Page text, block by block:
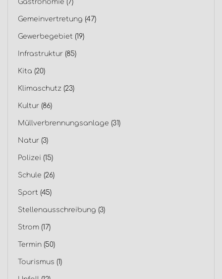
Gastronomie (7)
Gemeinvertretung (47)
Gewerbegebiet (19)
Infrastruktur (85)
Kita (20)
Klimaschutz (23)
Kultur (86)
Müllverbrennungsanlage (31)
Natur (3)
Polizei (15)
Schule (26)
Sport (45)
Stellenausschreibung (3)
Strom (17)
Termin (50)
Tourismus (1)